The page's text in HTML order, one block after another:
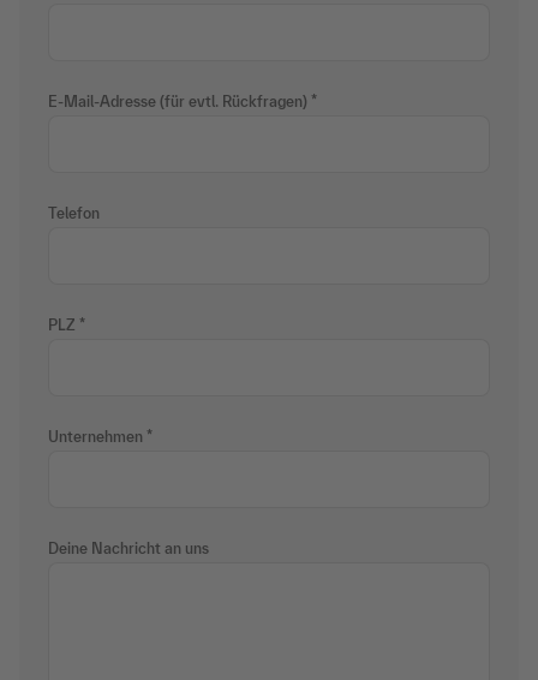
E-Mail-Adresse (für evtl. Rückfragen)
Telefon
PLZ
Unternehmen
Deine Nachricht an uns